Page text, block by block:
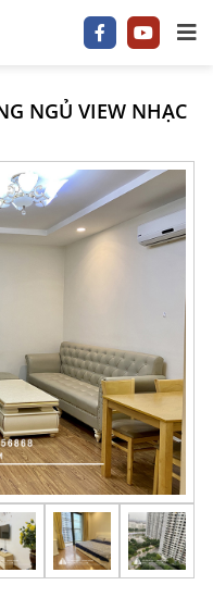
NGỦ VIEW NHẠC